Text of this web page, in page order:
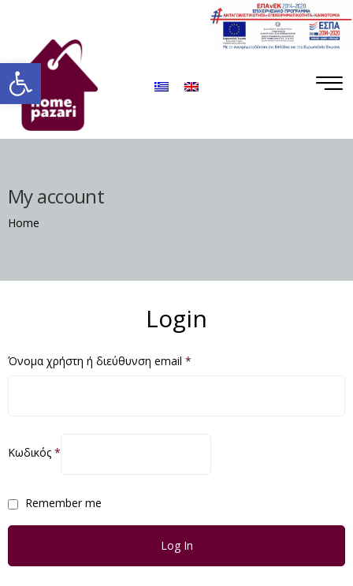
Ανοίξτε τη γραμμή εργαλείων
My account
Home
Login
Όνομα χρήστη ή διεύθυνση email *
Κωδικός *
Remember me
Log In